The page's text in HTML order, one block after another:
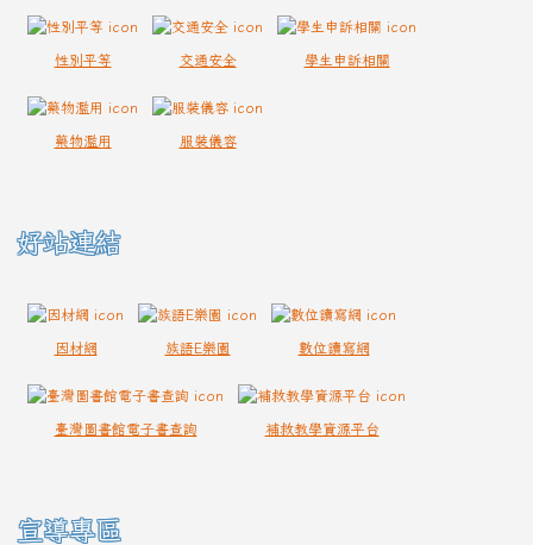
性別平等 交通安全 學生申訴相關
藥物濫用 服裝儀容
好站連結
因材網 族語E樂園 數位讀寫網
臺灣圖書館電子書查詢 補救教學資源平台
宣導專區